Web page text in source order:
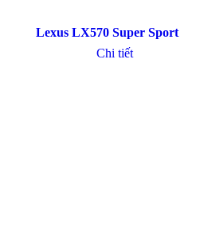
Lexus LX570 Super Sport
Chi tiết